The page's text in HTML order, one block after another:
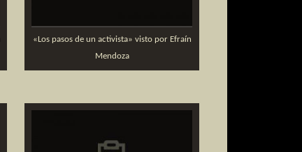
«Los pasos de un activista» visto por Efraín
Mendoza